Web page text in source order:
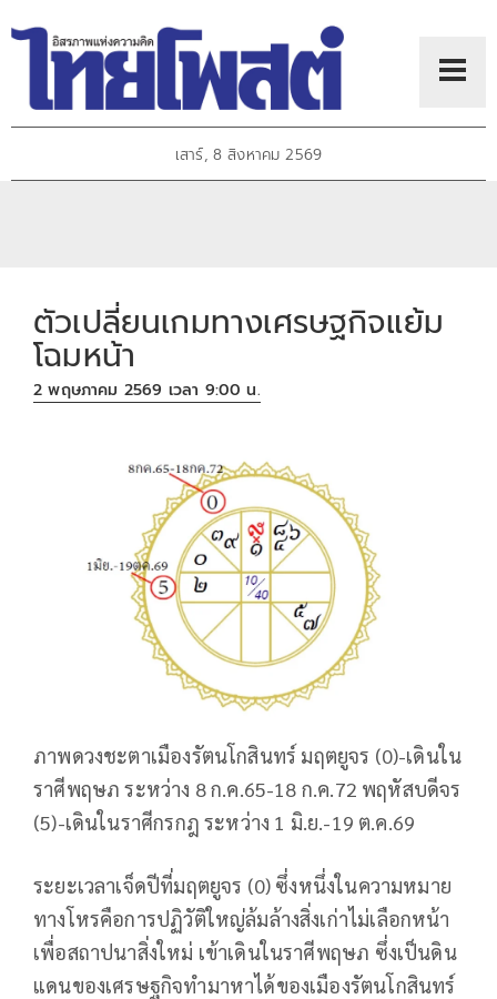
เสาร์, 8 สิงหาคม 2569
ตัวเปลี่ยนเกมทางเศรษฐกิจแย้ม
โฉมหน้า
2 พฤษภาคม 2569 เวลา 9:00 น.
ภาพดวงชะตาเมืองรัตนโกสินทร์ มฤตยูจร (0)-เดินใน
ราศีพฤษภ ระหว่าง 8 ก.ค.65-18 ก.ค.72 พฤหัสบดีจร
(5)-เดินในราศีกรกฎ ระหว่าง 1 มิ.ย.-19 ต.ค.69
ระยะเวลาเจ็ดปีที่มฤตยูจร (0) ซึ่งหนึ่งในความหมาย
ทางโหรคือการปฏิวัติใหญ่ล้มล้างสิ่งเก่าไม่เลือกหน้า
เพื่อสถาปนาสิ่งใหม่ เข้าเดินในราศีพฤษภ ซึ่งเป็นดิน
แดนของเศรษฐกิจทำมาหาได้ของเมืองรัตนโกสินทร์